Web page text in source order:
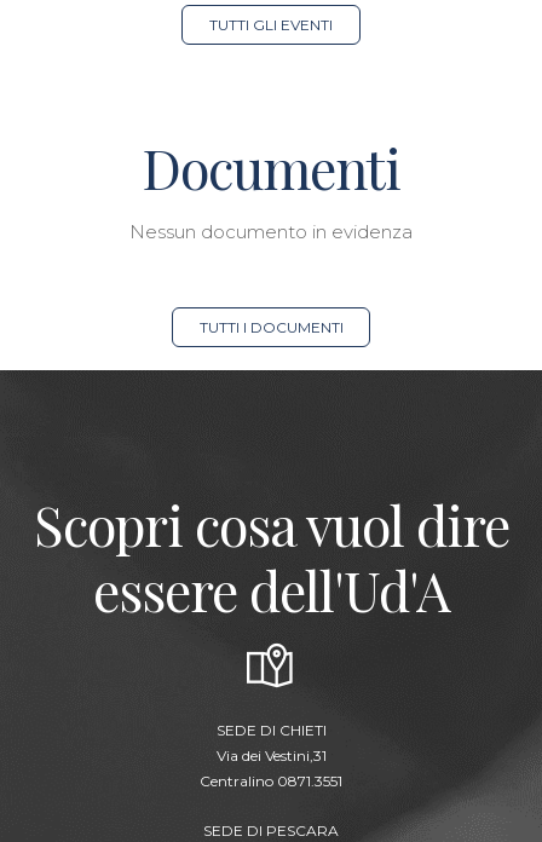
TUTTI GLI EVENTI
Documenti
Nessun documento in evidenza
TUTTI I DOCUMENTI
Scopri cosa vuol dire
essere dell'Ud'A
SEDE DI CHIETI
Via dei Vestini,31
Centralino 0871.3551
SEDE DI PESCARA